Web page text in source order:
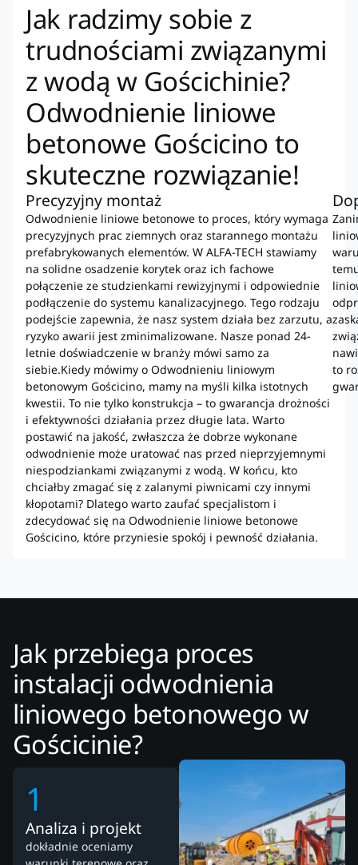
Jak radzimy sobie z
trudnościami związanymi
z wodą w Gościchinie?
Odwodnienie liniowe
betonowe Gościcino to
skuteczne rozwiązanie!
Precyzyjny montaż
Odwodnienie liniowe betonowe to proces, który wymaga
precyzyjnych prac ziemnych oraz starannego montażu
prefabrykowanych elementów. W ALFA-TECH stawiamy
na solidne osadzenie korytek oraz ich fachowe
połączenie ze studzienkami rewizyjnymi i odpowiednie
podłączenie do systemu kanalizacyjnego. Tego rodzaju
podejście zapewnia, że nasz system działa bez zarzutu, a
ryzyko awarii jest zminimalizowane. Nasze ponad 24-
letnie doświadczenie w branży mówi samo za
siebie.Kiedy mówimy o Odwodnieniu liniowym
betonowym Gościcino, mamy na myśli kilka istotnych
kwestii. To nie tylko konstrukcja – to gwarancja drożności
i efektywności działania przez długie lata. Warto
postawić na jakość, zwłaszcza że dobrze wykonane
odwodnienie może uratować nas przed nieprzyjemnymi
niespodziankami związanymi z wodą. W końcu, kto
chciałby zmagać się z zalanymi piwnicami czy innymi
kłopotami? Dlatego warto zaufać specjalistom i
zdecydować się na Odwodnienie liniowe betonowe
Gościcino, które przyniesie spokój i pewność działania.
to
Jak przebiega proces
instalacji odwodnienia
liniowego betonowego w
Gościcinie?
1
Analiza i projekt
dokładnie oceniamy